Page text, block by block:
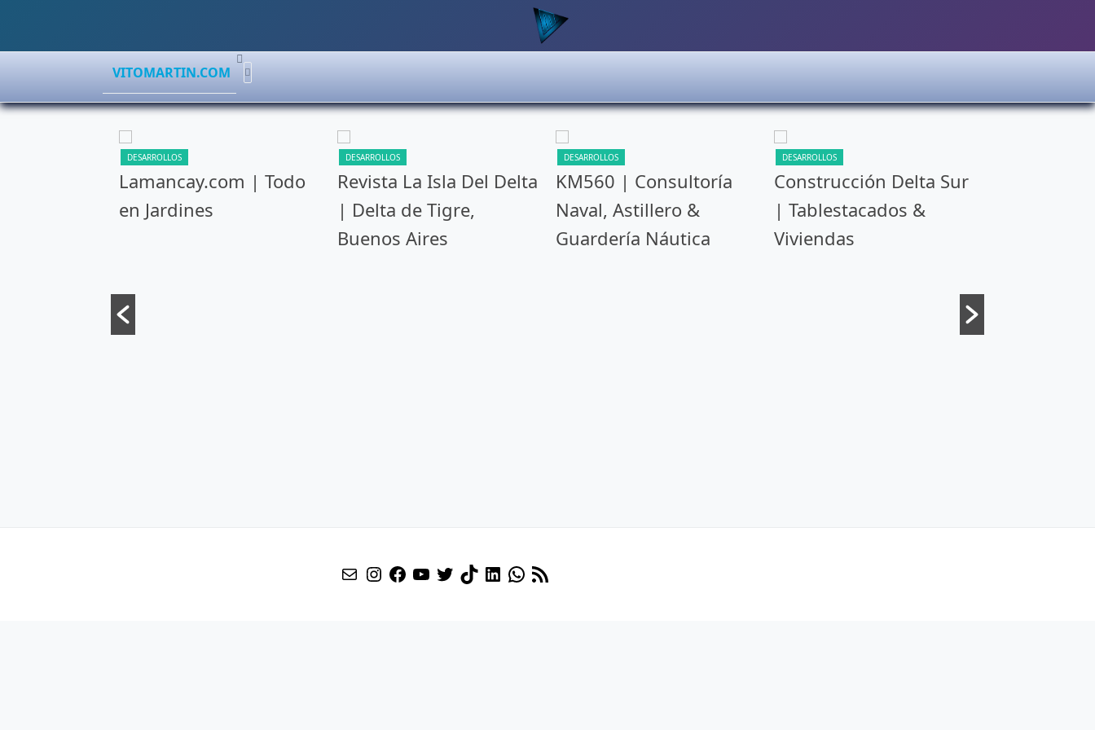
VITOMARTIN.COM
DESARROLLOS
Lamancay.com | Todo
en Jardines
DESARROLLOS
Revista La Isla Del Delta
| Delta de Tigre,
Buenos Aires
DESARROLLOS
KM560 | Consultoría
Naval, Astillero &
Guardería Náutica
DESARROLLOS
Construcción Delta Sur
| Tablestacados &
Viviendas